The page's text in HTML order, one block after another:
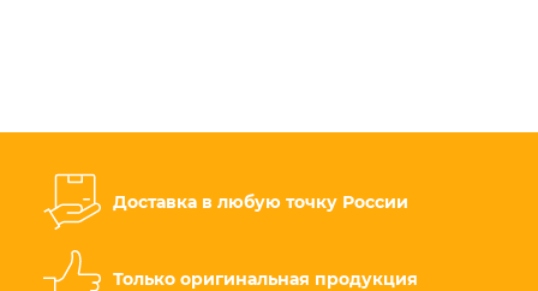
Доставка в любую точку России
Только оригинальная продукция